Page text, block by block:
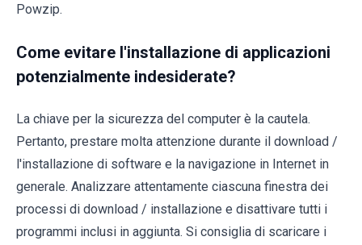
Powzip.
Come evitare l'installazione di applicazioni
potenzialmente indesiderate?
La chiave per la sicurezza del computer è la cautela.
Pertanto, prestare molta attenzione durante il download /
l'installazione di software e la navigazione in Internet in
generale. Analizzare attentamente ciascuna finestra dei
processi di download / installazione e disattivare tutti i
programmi inclusi in aggiunta. Si consiglia di scaricare i